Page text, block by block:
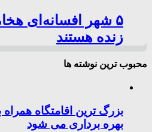
۵ شهر افسانه‌ای
زنده هستند
محبوب ترین نوشته ها
بزرگ ترین اقامتگاه
بهره برداری می شود